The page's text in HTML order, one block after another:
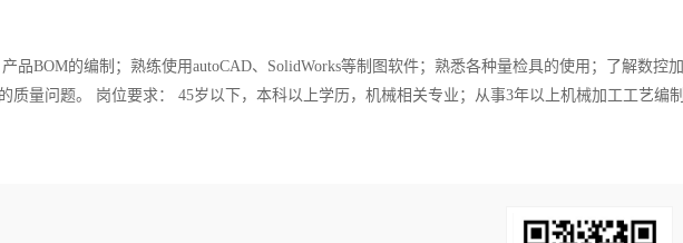
品BOM的编制；熟练使用autoCAD、SolidWorks等制图软件；熟悉各种量检具的使用；了解数控加
质量问题。 岗位要求： 45岁以下，本科以上学历，机械相关专业；从事3年以上机械加工工艺编制